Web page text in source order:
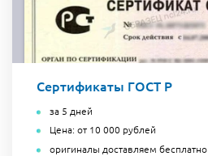
Сертификаты ГОСТ Р
за 5 дней
Цена: от 10 000 рублей
оригиналы доставляем бесплатно